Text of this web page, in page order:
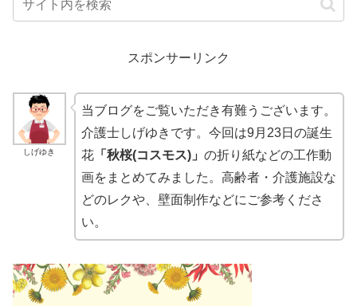
スポンサーリンク
しげゆき
当ブログをご覧いただき有難うございます。
介護士しげゆきです。今回は9月23日の誕生
花「秋桜(コスモス)」 の折り紙などの工作動
画をまとめてみました。高齢者・介護施設な
どのレクや、壁面制作などにご参考くださ
い。